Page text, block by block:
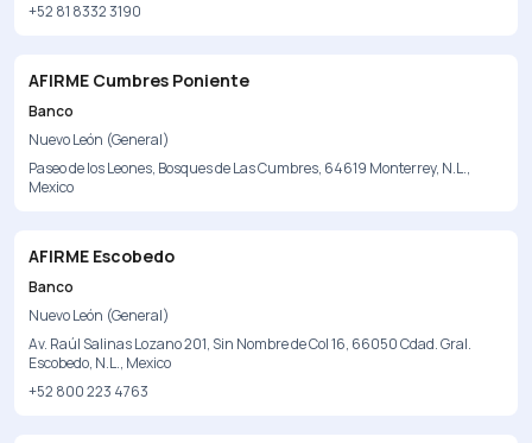
+52 81 8332 3190
AFIRME Cumbres Poniente
Banco
Nuevo León (General)
Paseo de los Leones, Bosques de Las Cumbres, 64619 Monterrey, N.L.,
Mexico
AFIRME Escobedo
Banco
Nuevo León (General)
Av. Raúl Salinas Lozano 201, Sin Nombre de Col 16, 66050 Cdad. Gral.
Escobedo, N.L., Mexico
+52 800 223 4763